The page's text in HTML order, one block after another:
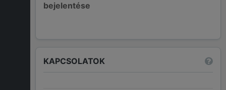
bejelentése
KAPCSOLATOK